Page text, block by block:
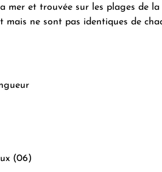
mer et trouvée sur les plages de la
mais ne sont pas identiques de
(06)